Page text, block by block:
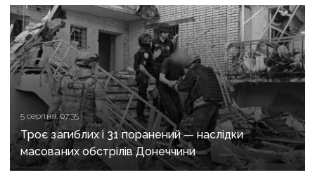
5 серпня, 07:35
Троє загиблих і 31 поранений — наслідки
масованих обстрілів Донеччини